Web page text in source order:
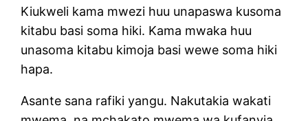
Kiukweli kama mwezi huu unapaswa kusoma
kitabu basi soma hiki. Kama mwaka huu
unasoma kitabu kimoja basi wewe soma hiki
hapa.
Asante sana rafiki yangu. Nakutakia wakati